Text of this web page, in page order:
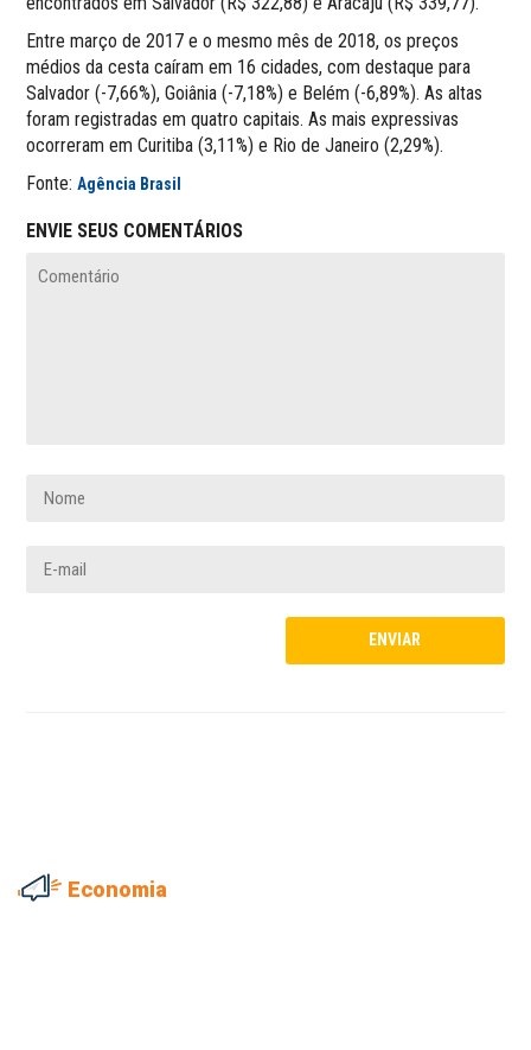
Entre março de 2017 e o mesmo mês de 2018, os preços
médios da cesta caíram em 16 cidades, com destaque para
Salvador (-7,66%), Goiânia (-7,18%) e Belém (-6,89%). As altas
foram registradas em quatro capitais. As mais expressivas
ocorreram em Curitiba (3,11%) e Rio de Janeiro (2,29%).
Fonte:Agência Brasil
ENVIE SEUS COMENTÁRIOS
Economia